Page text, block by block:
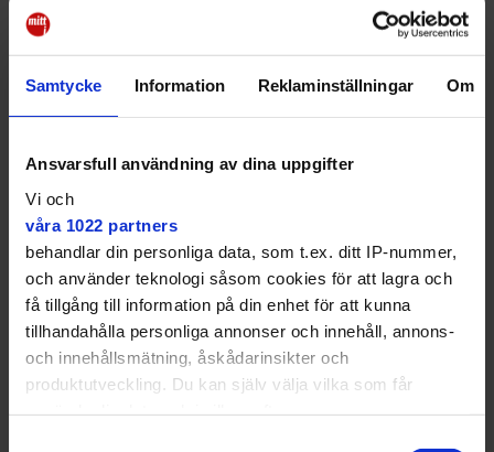
Samtycke Information Reklaminställningar Om
Ansvarsfull användning av dina uppgifter
Vi och
våra 1022 partners
behandlar din personliga data, som t.ex. ditt IP-nummer,
och använder teknologi såsom cookies för att lagra och
få tillgång till information på din enhet för att kunna
tillhandahålla personliga annonser och innehåll, annons-
och innehållsmätning, åskådarinsikter och
produktutveckling. Du kan själv välja vilka som får
"Jag tycker om att det är en individuell sport, som samtidigt är väldigt
social", säger Jeffrey de Graaf, rankad på 50:e plats i världen.
Nilsson
Förra helgen spelades matcher i högsta ligan,
Riksserien, på Biljardpalatset och det var fullt ös,